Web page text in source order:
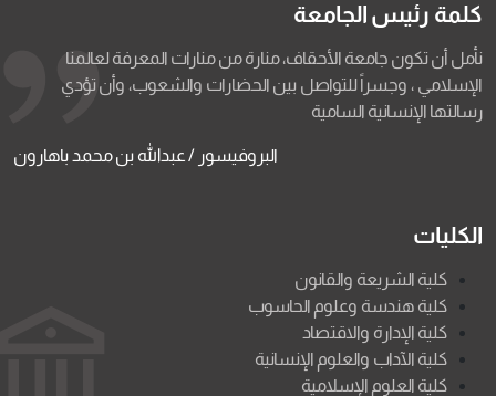
كلمة رئيس الجامعة
نأمل أن تكون جامعة الأحقاف، منارة من منارات المعرفة لعالمنا
الإسلامي ، وجسراً للتواصل بين الحضارات والشعوب، وأن تؤدي
رسالتها الإنسانية السامية
البروفيسور / عبدالله بن محمد باهارون
الكليات
كلية الشريعة والقانون
كلية هندسة وعلوم الحاسوب
كلية الإدارة والاقتصاد
كلية الآداب والعلوم الإنسانية
كلية العلوم الإسلامية